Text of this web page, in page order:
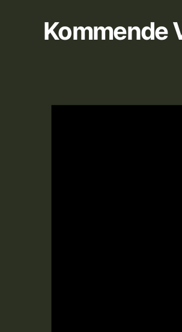
Kommende